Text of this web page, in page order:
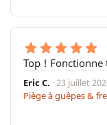
Top ! Fonctionne
Eric C. · 23 juillet
Piège à guêpes &